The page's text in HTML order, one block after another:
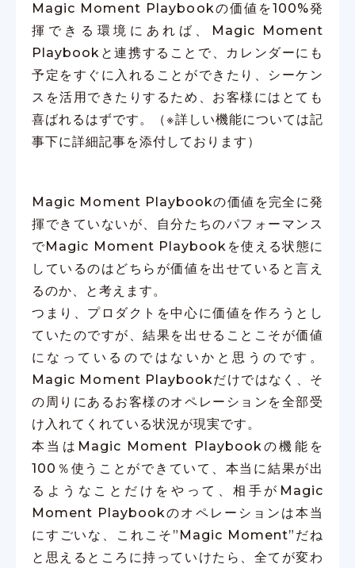
Magic Moment Playbookの価値を100%発
揮できる環境にあれば、Magic Moment
Playbookと連携することで、カレンダーにも
予定をすぐに入れることができたり、シーケン
スを活用できたりするため、お客様にはとても
喜ばれるはずです。（※詳しい機能については記
事下に詳細記事を添付しております）
Magic Moment Playbookの価値を完全に発
揮できていないが、自分たちのパフォーマンス
でMagic Moment Playbookを使える状態に
しているのはどちらが価値を出せていると言え
るのか、と考えます。
つまり、プロダクトを中心に価値を作ろうとし
ていたのですが、結果を出せることこそが価値
になっているのではないかと思うのです。
Magic Moment Playbookだけではなく、そ
の周りにあるお客様のオペレーションを全部受
け入れてくれている状況が現実です。
本当はMagic Moment Playbookの機能を
100％使うことができていて、本当に結果が出
るようなことだけをやって、相手がMagic
Moment Playbookのオペレーションは本当
にすごいな、これこそ”Magic Moment”だね
と思えるところに持っていけたら、全てが変わ